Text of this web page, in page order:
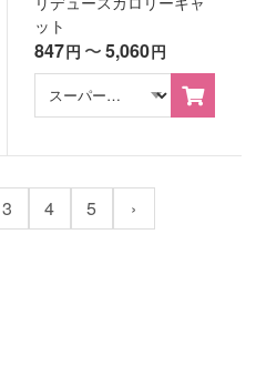
ット
847円 〜5,060円
3 4 5 ›